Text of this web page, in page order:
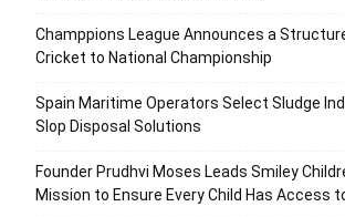
Champpions League Announces a
Cricket to National Championship
Spain Maritime Operators Select Sludge
Slop Disposal Solutions
Founder Prudhvi Moses Leads Smiley
Mission to Ensure Every Child Has Access